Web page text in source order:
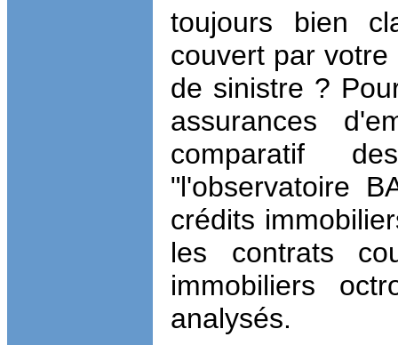
toujours bien
couvert par
de sinistre ?
assurances
comparatif
"l'observatoire
crédits
les contrats
immobiliers
analysés.